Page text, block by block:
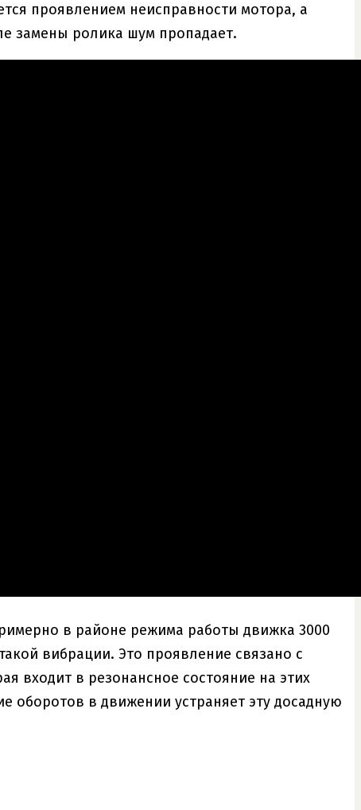
проявлением неисправности мотора, а
замены ролика шум пропадает.
в районе режима работы движка 3000
вибрации. Это проявление связано с
входит в резонансное состояние на этих
оборотов в движении устраняет эту досадную